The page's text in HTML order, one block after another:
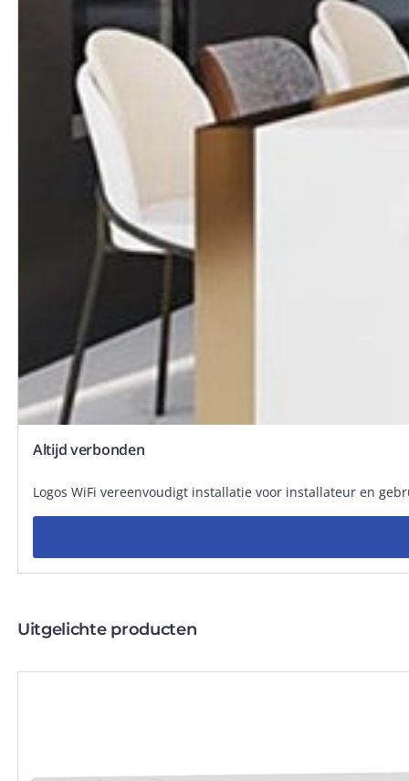
Altijd verbonden
Logos WiFi vereenvoudigt installatie voor installateur en
Uitgelichte producten